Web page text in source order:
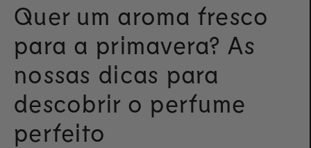
Quer um aroma fresco
para a primavera? As
nossas dicas para
descobrir o perfume
perfeito